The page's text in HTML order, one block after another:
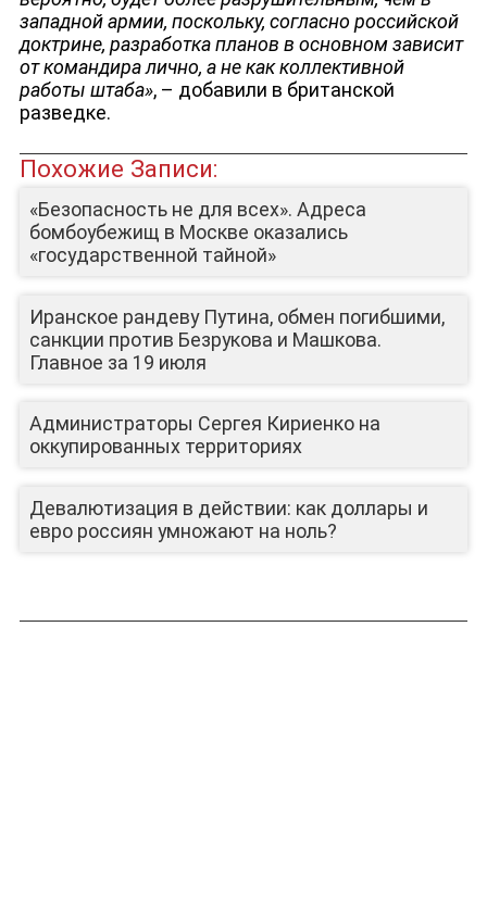
ЮТУБ-КАНАЛ
западной армии, поскольку, согласно российской
доктрине, разработка планов в основном зависит
от командира лично, а не как коллективной
работы штаба», – добавили в британской
разведке.
Похожие Записи:
«Безопасность не для всех». Адреса
бомбоубежищ в Москве оказались
«государственной тайной»
Иранское рандеву Путина, обмен погибшими,
санкции против Безрукова и Машкова.
Главное за 19 июля
Администраторы Сергея Кириенко на
оккупированных территориях
Девалютизация в действии: как доллары и
евро россиян умножают на ноль?